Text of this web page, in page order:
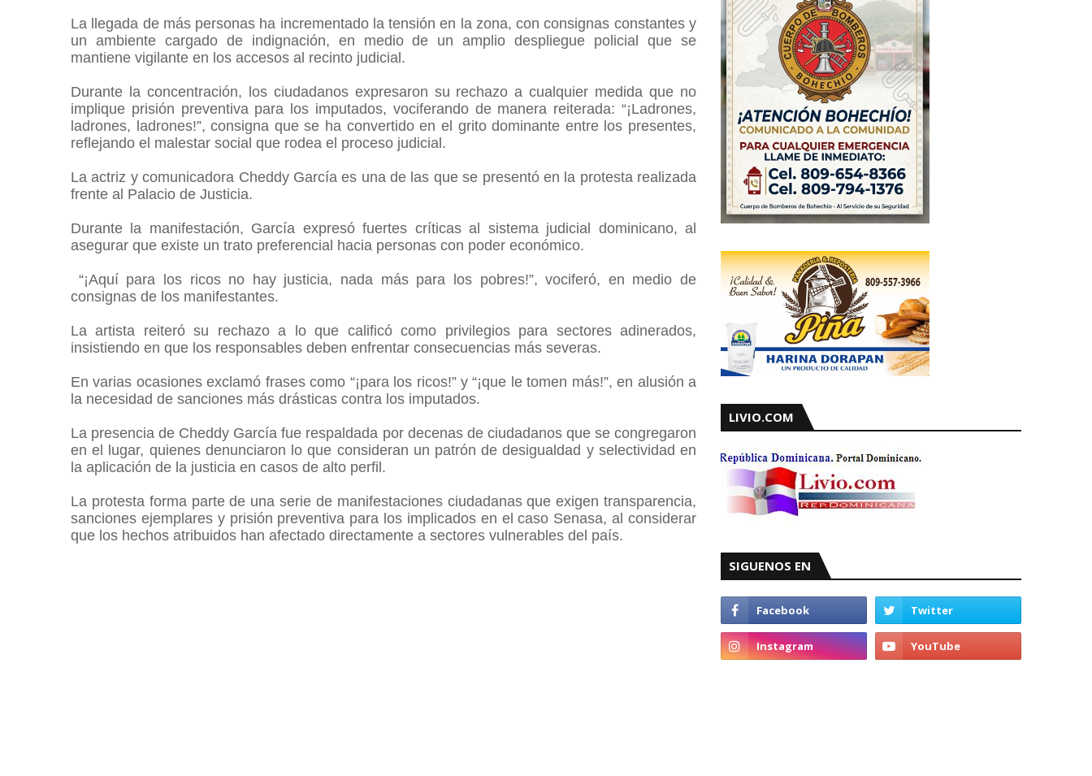
La llegada de más personas ha incrementado la tensión en la zona, con consignas constantes y
un ambiente cargado de indignación, en medio de un amplio despliegue policial que se
mantiene vigilante en los accesos al recinto judicial.
Durante la concentración, los ciudadanos expresaron su rechazo a cualquier medida que no
implique prisión preventiva para los imputados, vociferando de manera reiterada: “¡Ladrones,
ladrones, ladrones!”, consigna que se ha convertido en el grito dominante entre los presentes,
reflejando el malestar social que rodea el proceso judicial.
La actriz y comunicadora Cheddy García es una de las que se presentó en la protesta realizada
frente al Palacio de Justicia.
Durante la manifestación, García expresó fuertes críticas al sistema judicial dominicano, al
asegurar que existe un trato preferencial hacia personas con poder económico.
“¡Aquí para los ricos no hay justicia, nada más para los pobres!”, vociferó, en medio de
consignas de los manifestantes.
La artista reiteró su rechazo a lo que calificó como privilegios para sectores adinerados,
insistiendo en que los responsables deben enfrentar consecuencias más severas.
En varias ocasiones exclamó frases como “¡para los ricos!” y “¡que le tomen más!”, en alusión a
la necesidad de sanciones más drásticas contra los imputados.
La presencia de Cheddy García fue respaldada por decenas de ciudadanos que se congregaron
en el lugar, quienes denunciaron lo que consideran un patrón de desigualdad y selectividad en
la aplicación de la justicia en casos de alto perfil.
La protesta forma parte de una serie de manifestaciones ciudadanas que exigen transparencia,
sanciones ejemplares y prisión preventiva para los implicados en el caso Senasa, al considerar
que los hechos atribuidos han afectado directamente a sectores vulnerables del país.
LIVIO.COM
SIGUENOS EN